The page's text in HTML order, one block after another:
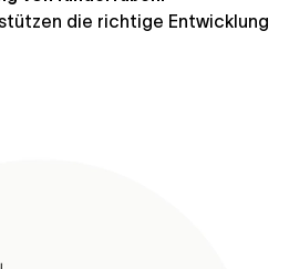
die richtige Entwicklung